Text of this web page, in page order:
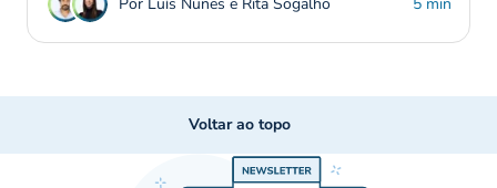
Voltar ao topo